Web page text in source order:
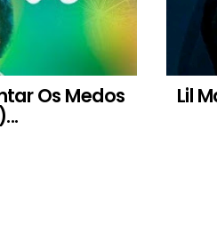
Os Medos Lil